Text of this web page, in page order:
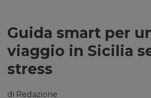
Guida smart per
viaggio in Sicilia
stress
di Redazione